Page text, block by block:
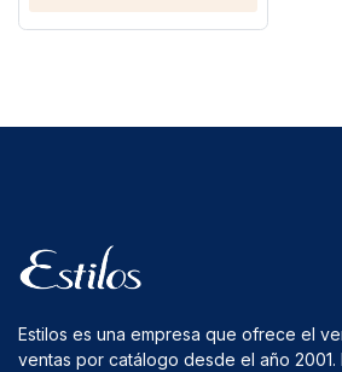
Estilos es una empresa que ofrece el
ventas por catálogo desde el año 2001.